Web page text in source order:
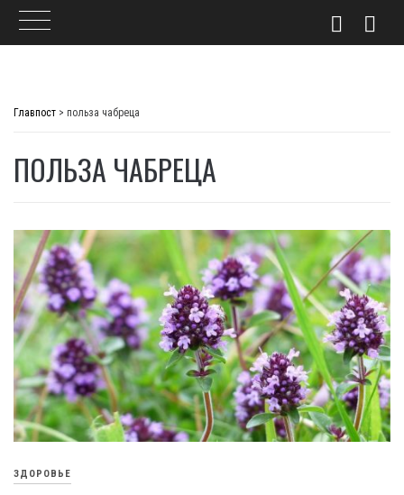
Главпост > польза чабреца
ПОЛЬЗА ЧАБРЕЦА
ЗДОРОВЬЕ